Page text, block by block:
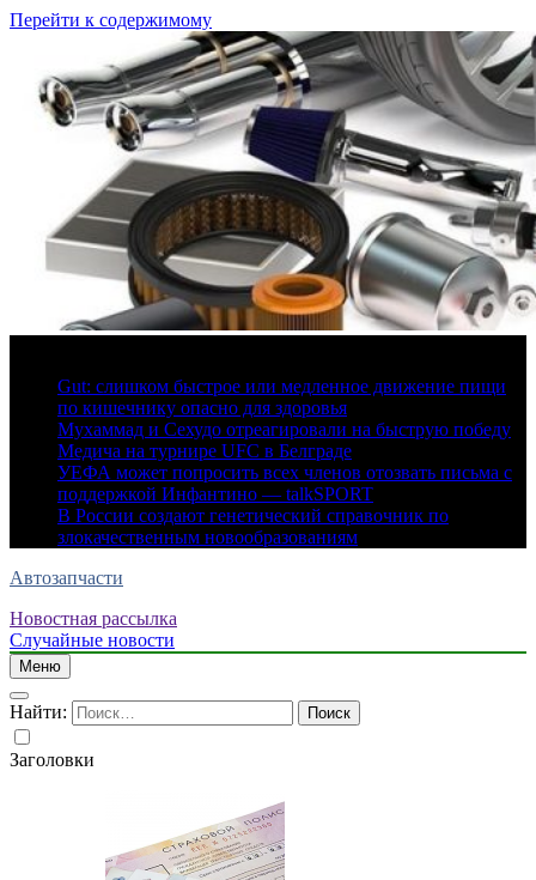
Перейти к содержимому
Gut: слишком быстрое или медленное движение пищи
по кишечнику опасно для здоровья
Мухаммад и Сехудо отреагировали на быструю победу
Медича на турнире UFC в Белграде
УЕФА может попросить всех членов отозвать письма с
поддержкой Инфантино — talkSPORT
В России создают генетический справочник по
злокачественным новообразованиям
Автозапчасти
Новостная рассылка
Случайные новости
Меню
Найти:
Заголовки